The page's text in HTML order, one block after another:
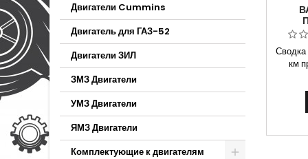
Двигатели Cummins
Двигатель для ГАЗ-52
Двигатели ЗИЛ
ЗМЗ Двигатели
УМЗ Двигатели
ЯМЗ Двигатели
Комплектующие к двигателям
Сводка
км